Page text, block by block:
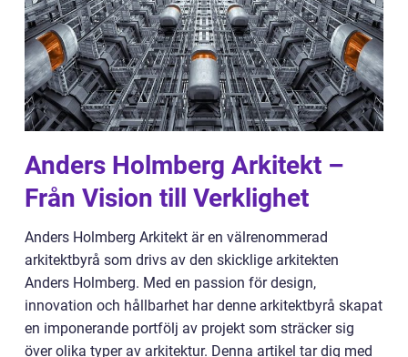
Anders Holmberg Arkitekt –
Från Vision till Verklighet
Anders Holmberg Arkitekt är en välrenommerad
arkitektbyrå som drivs av den skicklige arkitekten
Anders Holmberg. Med en passion för design,
innovation och hållbarhet har denne arkitektbyrå skapat
en imponerande portfölj av projekt som sträcker sig
över olika typer av arkitektur. Denna artikel tar dig med